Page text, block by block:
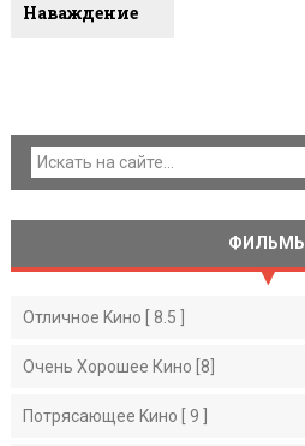
Наваждение
ФИЛЬМЫ
Отличное Kино [ 8.5 ]
Очень Хорошее Кино [8]
Потрясающее Kино [ 9 ]